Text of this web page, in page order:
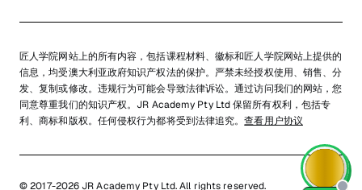
匠人学院网站上的所有内容，包括课程材料、徽标和匠人学院网站上提供的
信息，均受澳大利亚政府知识产权法的保护。严禁未经授权使用、销售、分
发、复制或修改。违规行为可能会导致法律诉讼。通过访问我们的网站，您
同意尊重我们的知识产权。JR Academy Pty Ltd 保留所有权利，包括专
利、商标和版权。任何侵权行为都将受到法律追究。查看用户协议
© 2017-2026 JR Academy Pty Ltd. All rights reserved.